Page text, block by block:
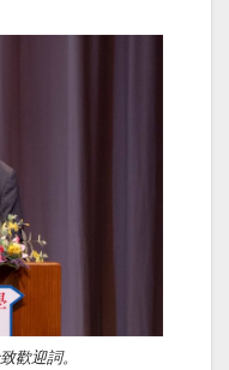
歡迎詞。